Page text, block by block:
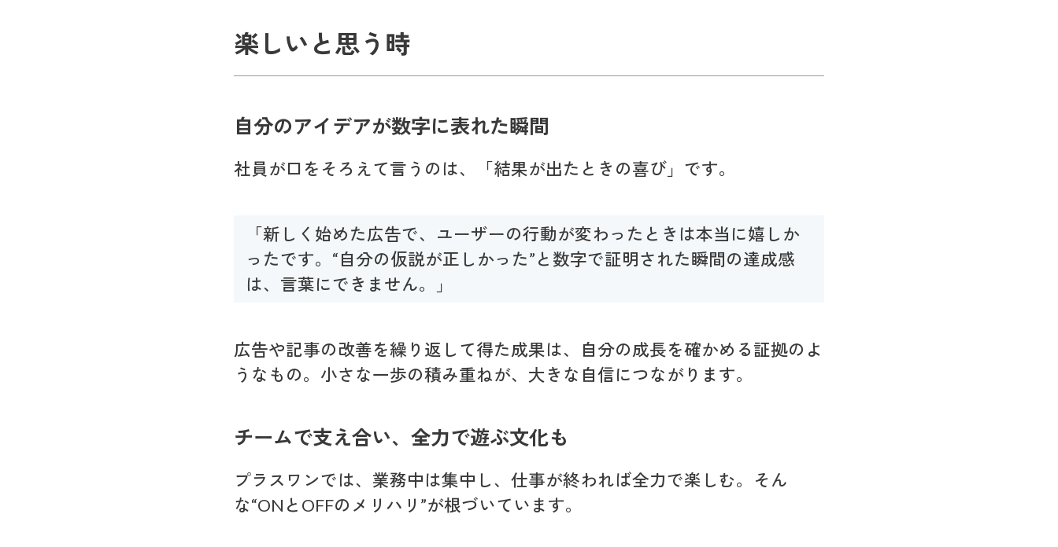
楽しいと思う時
自分のアイデアが数字に表れた瞬間
社員が口をそろえて言うのは、「結果が出たときの喜び」です。
「新しく始めた広告で、ユーザーの行動が変わったときは本当に嬉しか
ったです。“自分の仮説が正しかった”と数字で証明された瞬間の達成感
は、言葉にできません。」
広告や記事の改善を繰り返して得た成果は、自分の成長を確かめる証拠のよ
うなもの。小さな一歩の積み重ねが、大きな自信につながります。
チームで支え合い、全力で遊ぶ文化も
プラスワンでは、業務中は集中し、仕事が終われば全力で楽しむ。そん
な“ONとOFFのメリハリ”が根づいています。